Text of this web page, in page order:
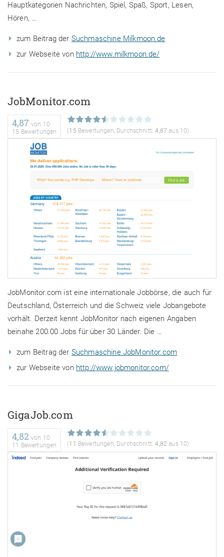
Hauptkategorien Nachrichten, Spiel, Spaß, Sport, Lesen,
Hören, …
zum Beitrag der Suchmaschine Milkmoon.de
zur Webseite von http://www.milkmoon.de/
JobMonitor.com
4,87 von 10
15 Bewertungen
(15 Bewertungen, Durchschnitt:4,87 aus 10)
JobMonitor.com ist eine internationale Jobbörse, die auch für
Deutschland, Österreich und die Schweiz viele Jobangebote
vorhält. Derzeit kennt JobMonitor nach eigenen Angaben
beinahe 200.00 Jobs für über 30 Länder. Die …
zum Beitrag der Suchmaschine JobMonitor.com
zur Webseite von http://www.jobmonitor.com/
GigaJob.com
4,82 von 10
11 Bewertungen
(11 Bewertungen, Durchschnitt:4,82aus 10)